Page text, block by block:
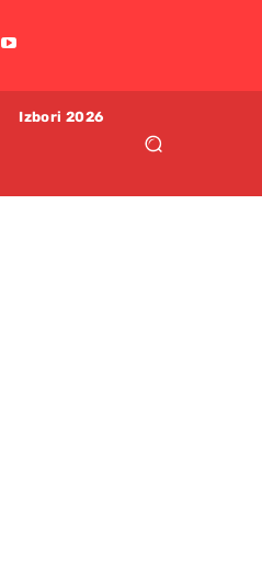
Izbori 2026